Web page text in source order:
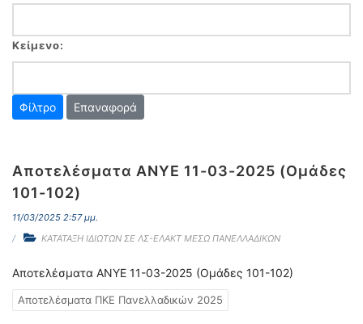
Κείμενο:
Επαναφορά
Αποτελέσματα ΑΝΥΕ 11-03-2025 (Ομάδες
101-102)
11/03/2025 2:57 μμ.
ΚΑΤΑΤΑΞΗ ΙΔΙΩΤΩΝ ΣΕ ΛΣ-ΕΛΑΚΤ ΜΕΣΩ ΠΑΝΕΛΛΑΔΙΚΩΝ
Αποτελέσματα ΑΝΥΕ 11-03-2025 (Ομάδες 101-102)
Αποτελέσματα ΠΚΕ Πανελλαδικών 2025